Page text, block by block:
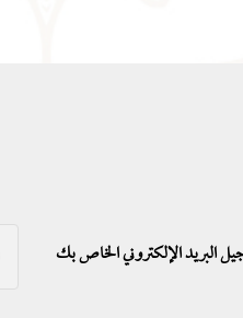
البريد الإلكتروني الخاص بك